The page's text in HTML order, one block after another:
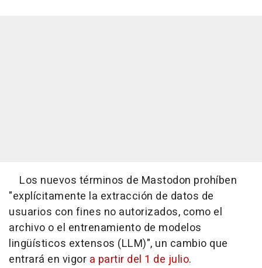
Los nuevos términos de Mastodon prohíben
"explícitamente la extracción de datos de
usuarios con fines no autorizados, como el
archivo o el entrenamiento de modelos
lingüísticos extensos (LLM)", un cambio que
entrará en vigor a partir del 1 de julio.